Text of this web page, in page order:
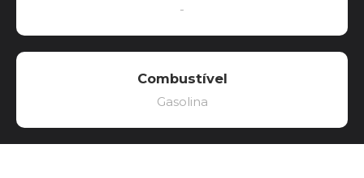
-
Combustível
Gasolina